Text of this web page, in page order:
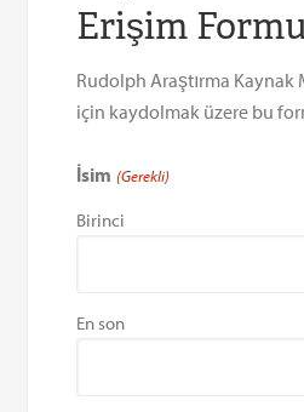
Erişim
Rudolph Araştırma
için kaydolmak üzere bu
İsim (Gerekli)
Birinci
En son